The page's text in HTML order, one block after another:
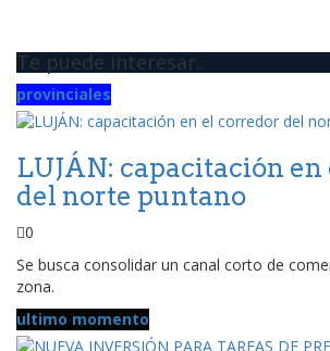
Te puede interesar..
provinciales
LUJÁN: capacitación
del norte puntano
0
Se busca consolidar un canal corto de
zona.
ultimo momento